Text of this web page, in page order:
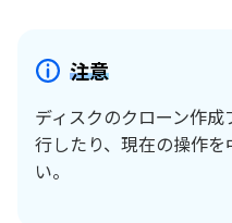
注意
ディスクのクローン作
行したり、現在の操作
い。